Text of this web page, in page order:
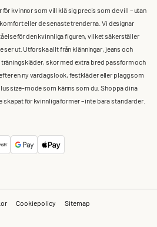
kvinnor som vill klä sig precis som de vill – utan
eller de senaste trenderna. Vi designar
för den kvinnliga figuren, vilket säkerställer
ser ut. Utforska allt från klänningar, jeans och
skor med extra bred passform och
en ny vardagslook, festkläder eller plagg som
size-mode som känns som du. Shoppa dina
för kvinnliga former – inte bara standarder.
Cookiepolicy Sitemap